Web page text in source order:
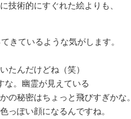
技術的にすぐれた絵よりも、
きているような気がします。
たんだけどね（笑）
。幽霊が見えている
の秘密はちょっと飛びすぎかな。
っぽい顔になるんですね。